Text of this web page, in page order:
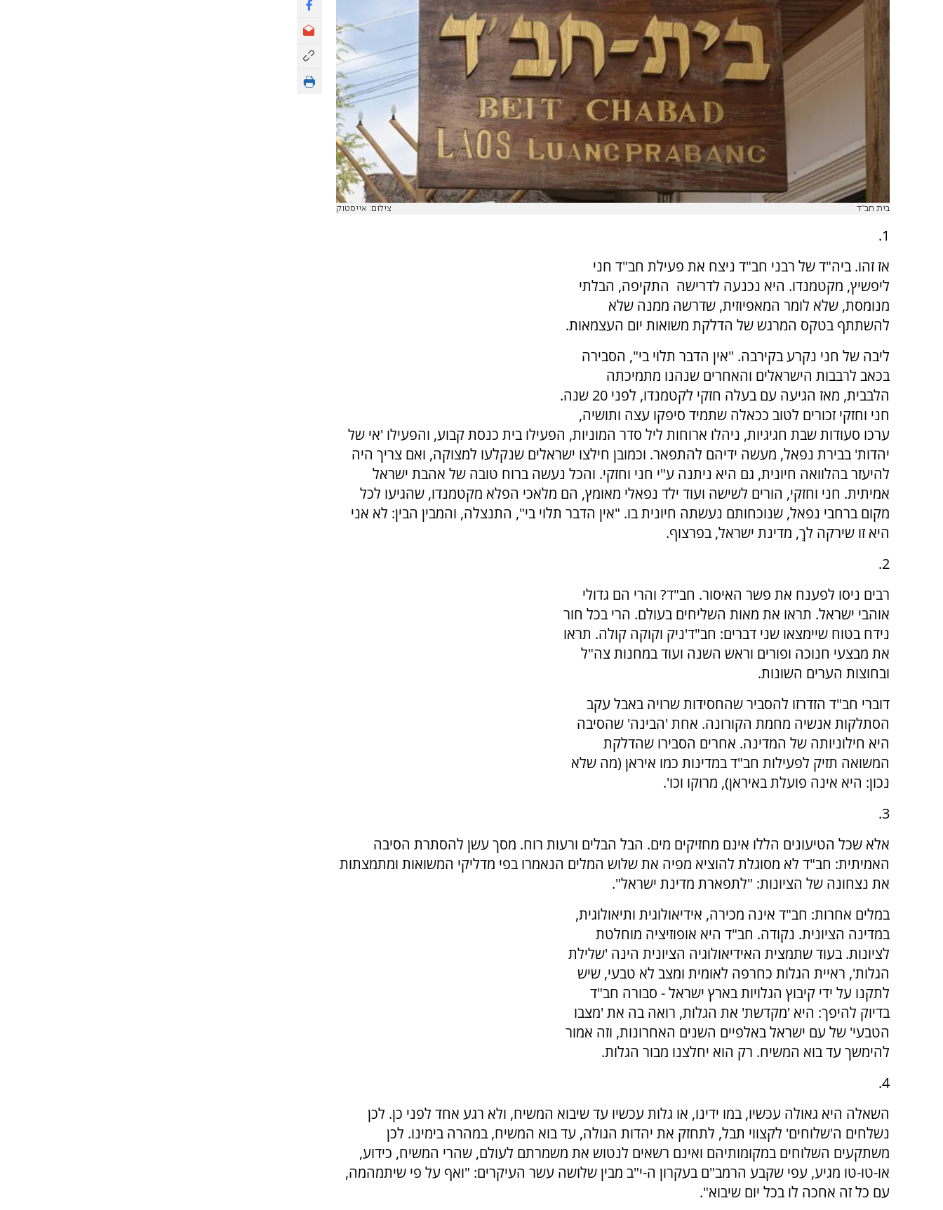
בית חב"ד צילום: אייסטוק
1.
אז זהו. ביה"ד של רבני חב"ד ניצח את פעילת חב"ד חני
ליפשיץ, מקטמנדו. היא נכנעה לדרישה התקיפה, הבלתי
מנומסת, שלא לומר המאפיוזית, שדרשה ממנה שלא
להשתתף בטקס המרגש של הדלקת משואות יום העצמאות.
ליבה של חני נקרע בקירבה. "אין הדבר תלוי בי", הסבירה
בכאב לרבבות הישראלים והאחרים שנהנו מתמיכתה
הלבבית, מאז הגיעה עם בעלה חזקי לקטמנדו, לפני 20 שנה.
חני וחזקי זכורים לטוב ככאלה שתמיד סיפקו עצה ותושיה,
ערכו סעודות שבת חגיגיות, ניהלו ארוחות ליל סדר המוניות, הפעילו בית כנסת קבוע, והפעילו 'אי של
יהדות' בבירת נפאל, מעשה ידיהם להתפאר. וכמובן חילצו ישראלים שנקלעו למצוקה, ואם צריך היה
להיעזר בהלוואה חיונית, גם היא ניתנה ע"י חני וחזקי. והכל נעשה ברוח טובה של אהבת ישראל
אמיתית. חני וחזקי, הורים לשישה ועוד ילד נפאלי מאומץ, הם מלאכי הפלא מקטמנדו, שהגיעו לכל
מקום ברחבי נפאל, שנוכחותם נעשתה חיונית בו. "אין הדבר תלוי בי", התנצלה, והמבין הבין: לא אני
היא זו שירקה לךְ, מדינת ישראל, בפרצוף.
2.
רבים ניסו לפענח את פשר האיסור. חב"ד? והרי הם גדולי
אוהבי ישראל. תראו את מאות השליחים בעולם. הרי בכל חור
נידח בטוח שיימצאו שני דברים: חב"ד'ניק וקוקה קולה. תראו
את מבצעי חנוכה ופורים וראש השנה ועוד במחנות צה"ל
ובחוצות הערים השונות.
דוברי חב"ד הזדרזו להסביר שהחסידות שרויה באבל עקב
הסתלקות אנשיה מחמת הקורונה. אחת 'הבינה' שהסיבה
היא חילוניותה של המדינה. אחרים הסבירו שהדלקת
המשואה תזיק לפעילות חב"ד במדינות כמו איראן (מה שלא
נכון: היא אינה פועלת באיראן), מרוקו וכו'.
3.
אלא שכל הטיעונים הללו אינם מחזיקים מים. הבל הבלים ורעות רוח. מסך עשן להסתרת הסיבה
האמיתית: חב"ד לא מסוגלת להוציא מפיה את שלוש המלים הנאמרו בפי מדליקי המשואות ומתמצתות
את נצחונה של הציונות: "לתפארת מדינת ישראל".
במלים אחרות: חב"ד אינה מכירה, אידיאולוגית ותיאולוגית,
במדינה הציונית. נקודה. חב"ד היא אופוזיציה מוחלטת
לציונות. בעוד שתמצית האידיאולוגיה הציונית הינה 'שלילת
הגלות', ראיית הגלות כחרפה לאומית ומצב לא טבעי, שיש
לתקנו על ידי קיבוץ הגלויות בארץ ישראל - סבורה חב"ד
בדיוק להיפך: היא 'מקדשת' את הגלות, רואה בה את 'מצבו
הטבעי' של עם ישראל באלפיים השנים האחרונות, וזה אמור
להימשך עד בוא המשיח. רק הוא יחלצנו מבור הגלות.
4.
השאלה היא גאולה עכשיו, במו ידינו, או גלות עכשיו עד שיבוא המשיח, ולא רגע אחד לפני כן. לכן
נשלחים ה'שלוחים' לקצווי תבל, לתחזק את יהדות הגולה, עד בוא המשיח, במהרה בימינו. לכן
משתקעים השלוחים במקומותיהם ואינם רשאים לנטוש את משמרתם לעולם, שהרי המשיח, כידוע,
או-טו-טו מגיע, עפי שקבע הרמב"ם בעקרון ה-י"ב מבין שלושה עשר העיקרים: "ואף על פי שיתמהמה,
עם כל זה אחכה לו בכל יום שיבוא".